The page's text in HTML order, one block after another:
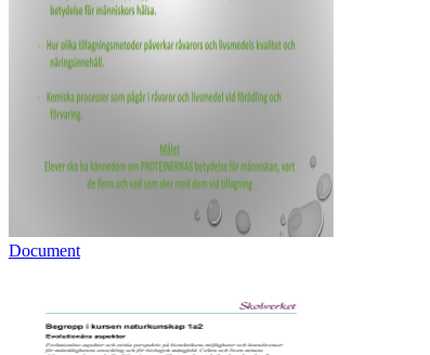
Document